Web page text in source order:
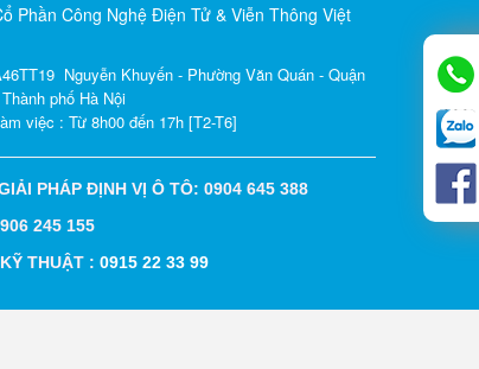
Phần Công Nghệ Điện Tử & Viễn Thông Việt
Nguyễn Khuyến - Phường Văn Quán - Quận
phố Hà Nội
việc : Từ 8h00 đến 17h [T2-T6]
PHÁP ĐỊNH VỊ Ô TÔ: 0904 645 388
245 155
THUẬT :0915 22 33 99